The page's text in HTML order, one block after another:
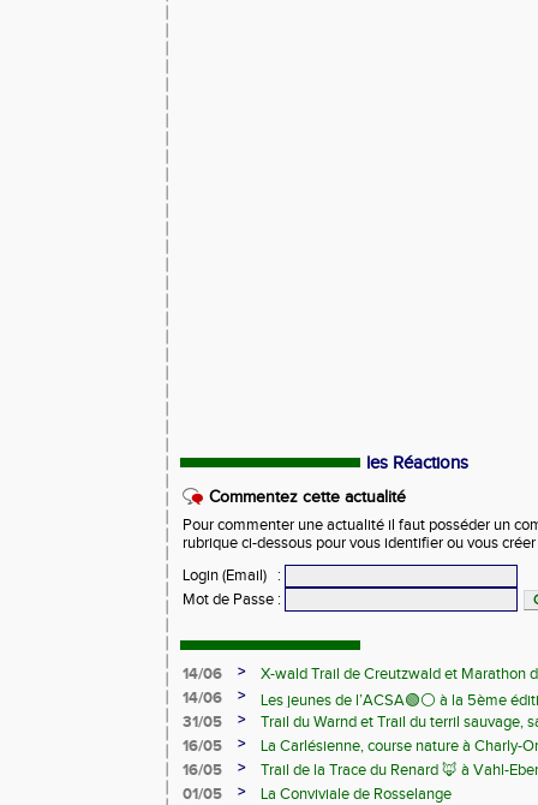
les Réactions
Commentez cette actualité
Pour commenter une actualité il faut posséder un
rubrique ci-dessous pour vous identifier ou vous
Login (Email)
:
Mot de Passe :
14/06 >
X-wald Trail de Creutzwald et Marathon
14/06
>
Les jeunes de l’ACSA🟢⚪️ à la 5ème
Samedi 13 juin
31/05 >
Trail du Warnd et Trail du terril sauvage,
16/05
>
La Carlésienne, course nature à Charly-
16/05
>
Trail de la Trace du Renard 🦊 à Vahl-
01/05
>
La Conviviale de Rosselange